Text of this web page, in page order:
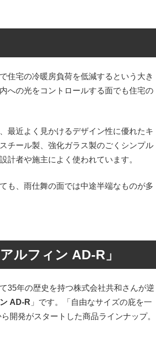
住宅の冷暖房負荷を低減するという大き
への光をコントロールする面でも住宅の
最近よく見かけるデザイン性に優れたキ
チール製、強化ガラス製のごくシンプル
計者や施主によく使われています。
も、雨仕舞の面では中途半端なものが多
ルフィン AD-R」
35年の歴史を持つ株式会社共和さんが逆
AD-R 」です。「自由なサイズの庇を一
開発がスタートした商品ラインナップ。